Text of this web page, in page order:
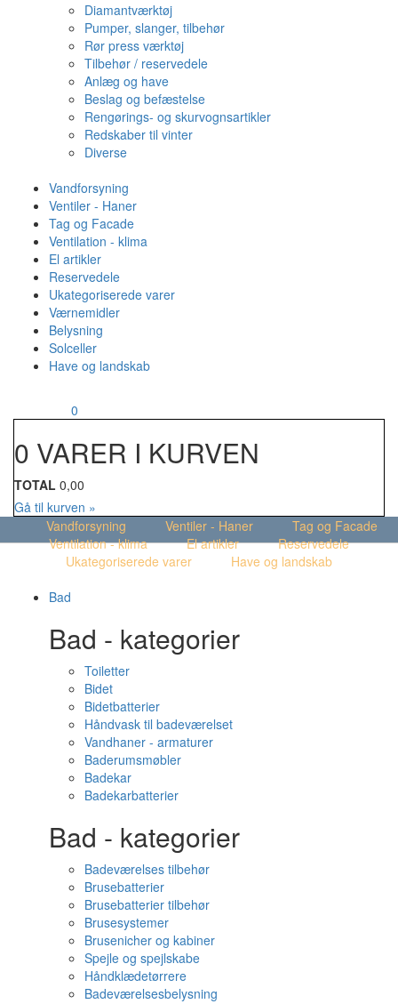
Diamantværktøj
Pumper, slanger, tilbehør
Rør press værktøj
Tilbehør / reservedele
Anlæg og have
Beslag og befæstelse
Rengørings- og skurvognsartikler
Redskaber til vinter
Diverse
Vandforsyning
Ventiler - Haner
Tag og Facade
Ventilation - klima
El artikler
Reservedele
Ukategoriserede varer
Værnemidler
Belysning
Solceller
Have og landskab
0
0 VARER I KURVEN
TOTAL 0,00
Gå til kurven »
Vandforsyning
Ventiler - Haner
Tag og Facade
Ventilation - klima
El artikler
Reservedele
Ukategoriserede varer
Have og landskab
Bad
Bad - kategorier
Toiletter
Bidet
Bidetbatterier
Håndvask til badeværelset
Vandhaner - armaturer
Baderumsmøbler
Badekar
Badekarbatterier
Bad - kategorier
Badeværelses tilbehør
Brusebatterier
Brusebatterier tilbehør
Brusesystemer
Brusenicher og kabiner
Spejle og spejlskabe
Håndklædetørrere
Badeværelsesbelysning